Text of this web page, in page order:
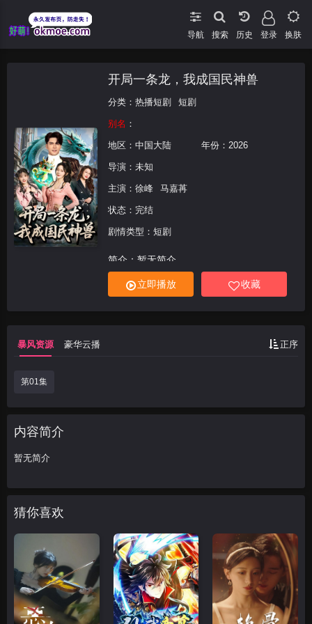
导航 搜索 登录 换肤
开局一条龙，我成国民神兽
分类： 热播短剧 短剧
别名 ：
地区： 中国大陆 年份： 2026
导演：未知
主演： 徐峰 马嘉苒
状态：完结
剧情类型：短剧
简介：暂无简介
立即播放 收藏
暴风资源 豪华云播 正序
第01集
内容简介
暂无简介
猜你喜欢